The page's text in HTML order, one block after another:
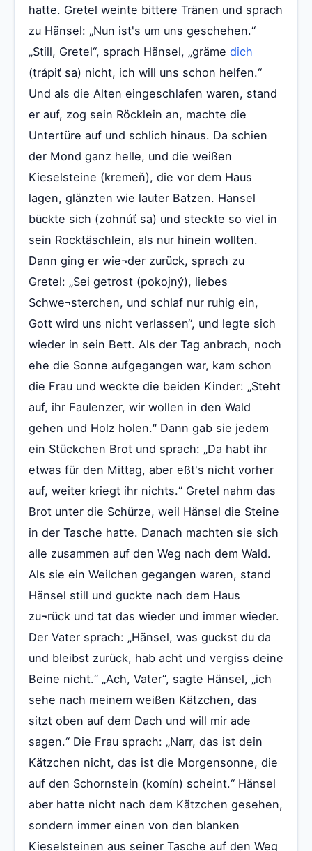
hatte. Gretel weinte bittere Tränen und sprach
zu Hänsel: „Nun ist's um uns geschehen.“
„Still, Gretel“, sprach Hänsel, „gräme dich
(trápiť sa) nicht, ich will uns schon helfen.“
Und als die Alten eingeschlafen waren, stand
er auf, zog sein Röcklein an, machte die
Untertüre auf und schlich hinaus. Da schien
der Mond ganz helle, und die weißen
Kieselsteine (kremeň), die vor dem Haus
lagen, glänzten wie lauter Batzen. Hansel
bückte sich (zohnúť sa) und steckte so viel in
sein Rocktäschlein, als nur hinein wollten.
Dann ging er wie¬der zurück, sprach zu
Gretel: „Sei getrost (pokojný), liebes
Schwe¬sterchen, und schlaf nur ruhig ein,
Gott wird uns nicht verlassen“, und legte sich
wieder in sein Bett. Als der Tag anbrach, noch
ehe die Sonne aufgegangen war, kam schon
die Frau und weckte die beiden Kinder: „Steht
auf, ihr Faulenzer, wir wollen in den Wald
gehen und Holz holen.“ Dann gab sie jedem
ein Stückchen Brot und sprach: „Da habt ihr
etwas für den Mittag, aber eßt's nicht vorher
auf, weiter kriegt ihr nichts.“ Gretel nahm das
Brot unter die Schürze, weil Hänsel die Steine
in der Tasche hatte. Danach machten sie sich
alle zusammen auf den Weg nach dem Wald.
Als sie ein Weilchen gegangen waren, stand
Hänsel still und guckte nach dem Haus
zu¬rück und tat das wieder und immer wieder.
Der Vater sprach: „Hänsel, was guckst du da
und bleibst zurück, hab acht und vergiss deine
Beine nicht.“ „Ach, Vater“, sagte Hänsel, „ich
sehe nach meinem weißen Kätzchen, das
sitzt oben auf dem Dach und will mir ade
sagen.“ Die Frau sprach: „Narr, das ist dein
Kätzchen nicht, das ist die Morgensonne, die
auf den Schornstein (komín) scheint.“ Hänsel
aber hatte nicht nach dem Kätzchen gesehen,
sondern immer einen von den blanken
Kieselsteinen aus seiner Tasche auf den Weg